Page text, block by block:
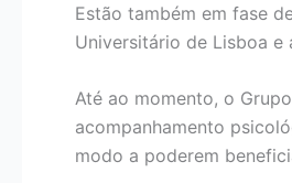
Estão também em fase
Universitário de Lisboa e
Até ao momento, o
acompanhamento
modo a poderem